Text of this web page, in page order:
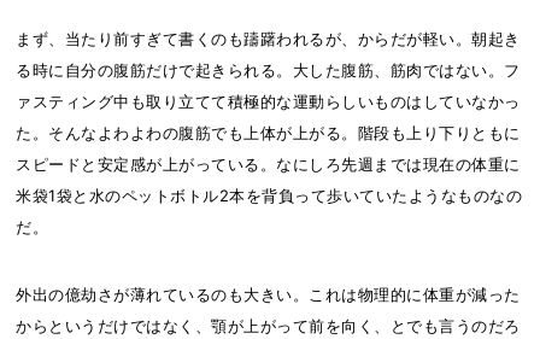
まず、当たり前すぎて書くのも躊躇われるが、からだが軽い。朝起き
る時に自分の腹筋だけで起きられる。大した腹筋、筋肉ではない。フ
ァスティング中も取り立てて積極的な運動らしいものはしていなかっ
た。そんなよわよわの腹筋でも上体が上がる。階段も上り下りともに
スピードと安定感が上がっている。なにしろ先週までは現在の体重に
米袋1袋と水のペットボトル2本を背負って歩いていたようなものなの
だ。
外出の億劫さが薄れているのも大きい。これは物理的に体重が減った
からというだけではなく、顎が上がって前を向く、とでも言うのだろ